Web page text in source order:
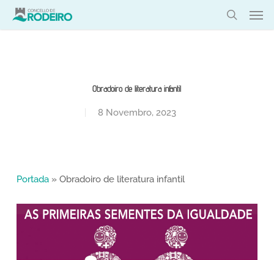
Skip
Obradoiro de literatura infantil
8 Novembro, 2023
Portada» Obradoiro de literatura infantil